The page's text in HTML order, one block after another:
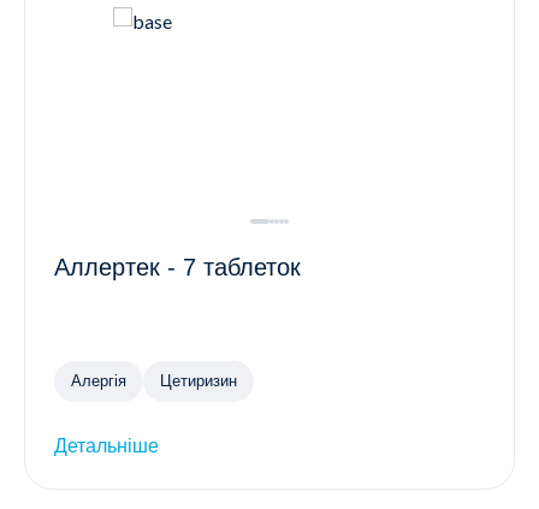
Аллертек - 7 таблеток
Алергія Цетиризин
Детальніше